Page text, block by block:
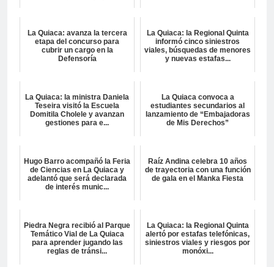
La Quiaca: avanza la tercera
etapa del concurso para
cubrir un cargo en la
Defensoría
La Quiaca: la Regional Quinta
informó cinco siniestros
viales, búsquedas de menores
y nuevas estafas...
La Quiaca: la ministra Daniela
Teseira visitó la Escuela
Domitila Cholele y avanzan
gestiones para e...
La Quiaca convoca a
estudiantes secundarios al
lanzamiento de “Embajadoras
de Mis Derechos”
Hugo Barro acompañó la Feria
de Ciencias en La Quiaca y
adelantó que será declarada
de interés munic...
Raíz Andina celebra 10 años
de trayectoria con una función
de gala en el Manka Fiesta
Piedra Negra recibió al Parque
Temático Vial de La Quiaca
para aprender jugando las
reglas de tránsi...
La Quiaca: la Regional Quinta
alertó por estafas telefónicas,
siniestros viales y riesgos por
monóxi...